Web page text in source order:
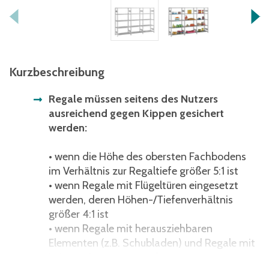
Kurzbeschreibung
Regale müssen seitens des Nutzers
ausreichend gegen Kippen gesichert
werden:
• wenn die Höhe des obersten Fachbodens
im Verhältnis zur Regaltiefe größer 5:1 ist
• wenn Regale mit Flügeltüren eingesetzt
werden, deren Höhen-/Tiefenverhältnis
größer 4:1 ist
• wenn Regale mit herausziehbaren
Elementen (z.B. Schubladen) und Regale mit